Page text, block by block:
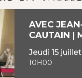
AVEC
CAUTAIN |
jeudi 15
10H00